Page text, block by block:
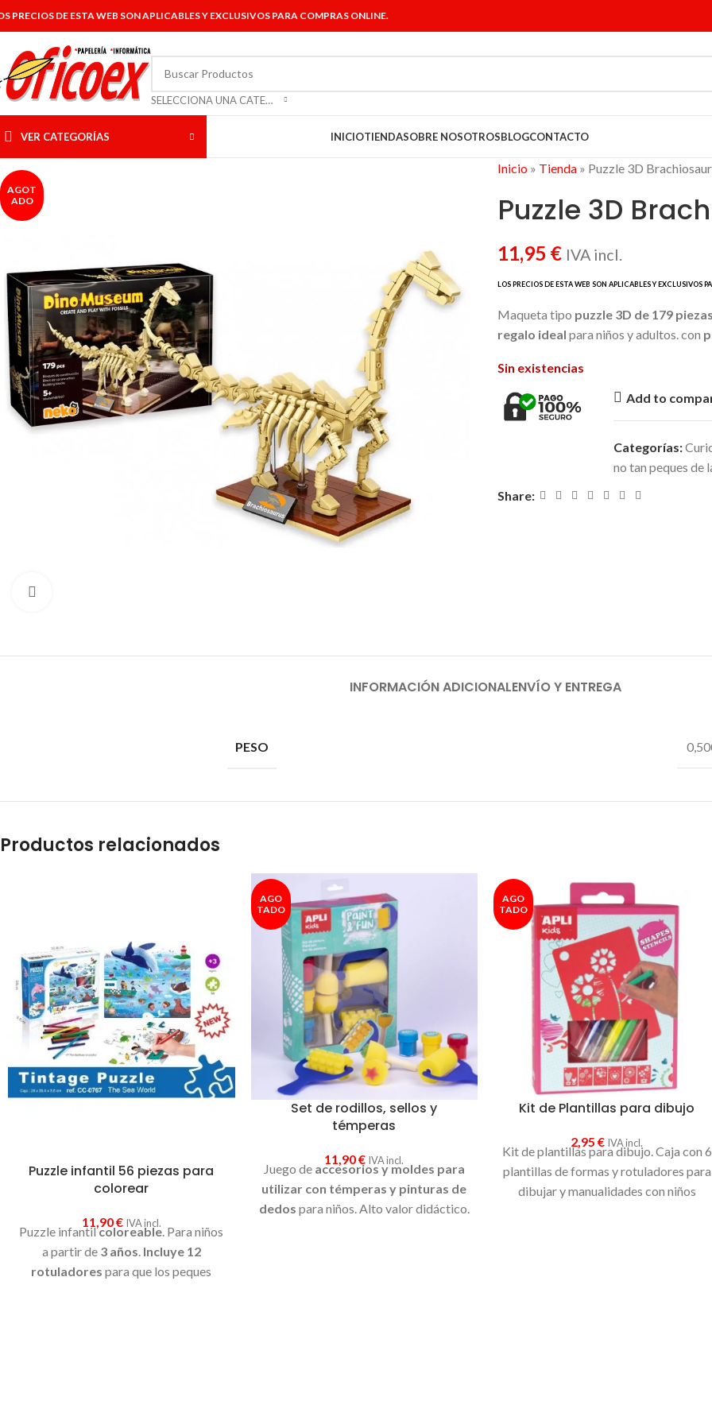
PRECIOS DE ESTA WEB SON APLICABLES Y EXCLUSIVOS PARA COMPRAS ONLINE.
SELECCIONA UNA CATEGORÍA
VER CATEGORÍAS INICIOTIENDASOBRE NOSOTROSBLOGCONTACTO
AGOT
ADO
Inicio» Tienda» Puzzle 3D
Puzzle 3D
11,95 € IVA incl.
Maqueta tipo puzzle 3D de 179
regalo ideal para niños y adultos. con
Sin existencias
Add to
Categorías:
no tan peques de
Share:
INFORMACIÓN ADICIONALENVÍO Y ENTREGA
PESO
Productos relacionados
Puzzle infantil 56 piezas para
colorear
11,90€ IVA incl.
Puzzle infantilcoloreable . Para niños
a partir de3 años Incluye 12
rotuladores para que los peques
AGO
TADO
Set de rodillos, sellos y
témperas
11,90€ IVA incl.
Juego deaccesorios y moldes para
utilizar con témperas y pinturas de
dedos para niños. Alto valor didáctico.
AGO
TADO
Kit de Plantillas para dibujo
2,95€ IVA incl.
Kit de plantillas para dibujo. Caja con 6
plantillas de formas y rotuladores para
dibujar y manualidades con niños